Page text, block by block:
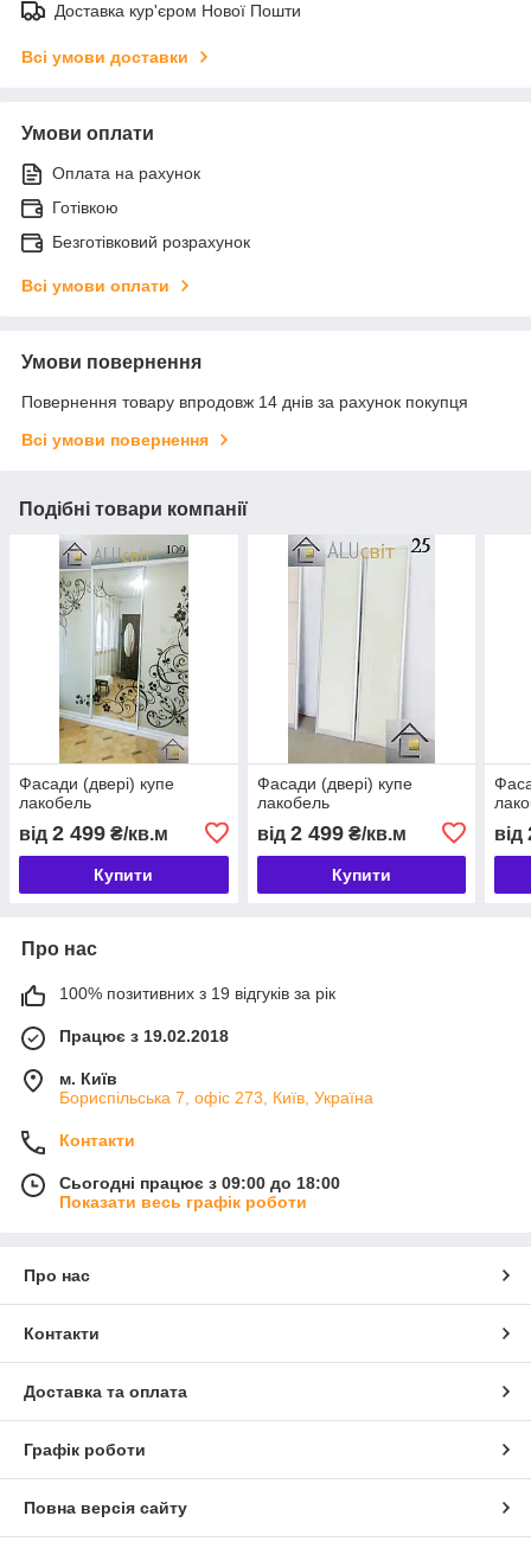
Доставка кур'єром Нової Пошти
Всі умови доставки
Умови оплати
Оплата на рахунок
Готівкою
Безготівковий розрахунок
Всі умови оплати
Умови повернення
Повернення товару впродовж 14 днів за рахунок покупця
Всі умови повернення
Подібні товари компанії
Фасади (двері) купе
лакобель
від 2 499 ₴/кв.м
Купити
Фасади (двері) купе
лакобель
від 2 499₴/кв.м
Купити
від
Про нас
100% позитивних з 19 відгуків за рік
Працює з 19.02.2018
м. Київ
Бориспільська 7, офіс 273, Київ, Україна
Контакти
Сьогодні працює з 09:00 до 18:00
Показати весь графік роботи
Про нас
Контакти
Доставка та оплата
Графік роботи
Повна версія сайту